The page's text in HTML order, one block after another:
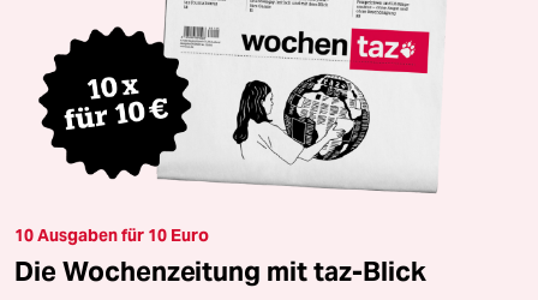
10 Ausgaben für 10 Euro
Die Wochenzeitung mit taz-Blick